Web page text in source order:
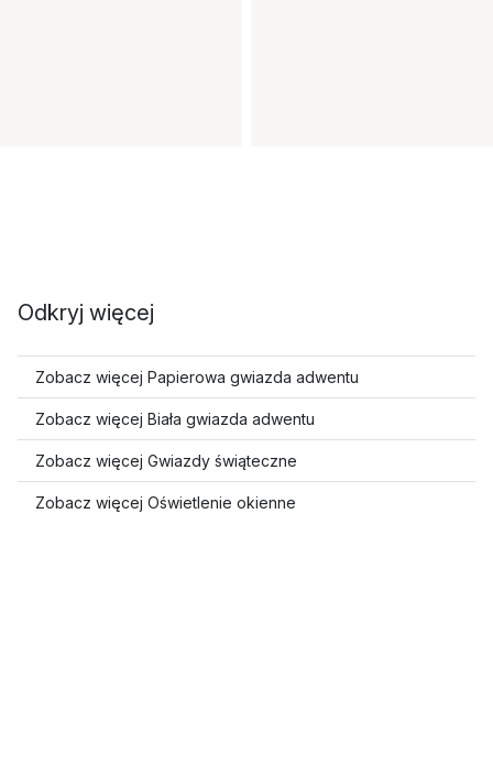
Odkryj więcej
Zobacz więcej Papierowa gwiazda adwentu
Zobacz więcej Biała gwiazda adwentu
Zobacz więcej Gwiazdy świąteczne
Zobacz więcej Oświetlenie okienne